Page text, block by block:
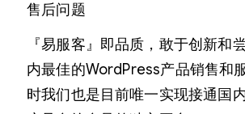
售后问题
『易服客』即品质，敢于创新和
内最佳的WordPress产品销售和
时我们也是目前唯一实现接通国